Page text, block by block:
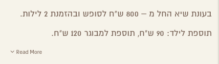
בעונת שיא החל מ – 800 ש"ח לסופש ובהזמנת 2 לילות.
תוספת לילד: 90 ש"ח, תוספת למבוגר 120 ש"ח.
Read More